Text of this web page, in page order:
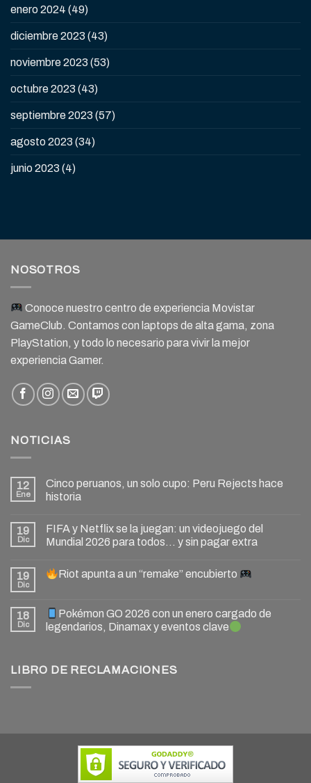
enero 2024 (49)
diciembre 2023 (43)
noviembre 2023 (53)
octubre 2023 (43)
septiembre 2023 (57)
agosto 2023 (34)
junio 2023 (4)
NOSOTROS
Conoce nuestro centro de experiencia Movistar
GameClub. Contamos con laptops de alta gama, zona
PlayStation, y todo lo necesario para vivir la mejor
experiencia Gamer.
NOTICIAS
12
Ene
Cinco peruanos, un solo cupo: Peru Rejects hace
historia
19
Dic
FIFA y Netflix se la juegan: un videojuego del
Mundial 2026 para todos… y sin pagar extra
19
Dic
Riot apunta a un “remake” encubierto
18
Dic
Pokémon GO 2026 con un enero cargado de
legendarios, Dinamax y eventos clave
LIBRO DE RECLAMACIONES